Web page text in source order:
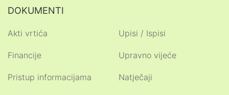
DOKUMENTI
Akti vrtića
Financije
Pristup informacijama
Upisi / Ispisi
Upravno vijeće
Natječaji